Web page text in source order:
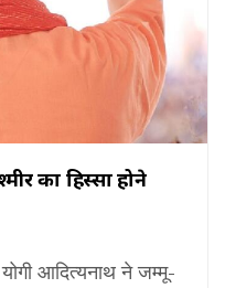
का हिस्सा होने
आदित्यनाथ ने जम्मू-